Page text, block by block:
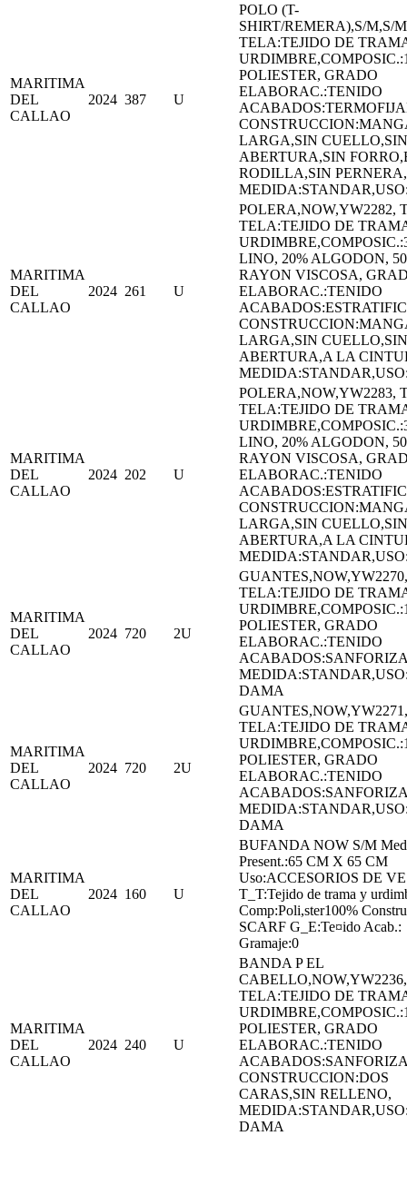
MARITIMA
DEL
CALLAO
2024 387 U
POLO (T-
SHIRT/REMERA),S/M,S/
TELA:TEJIDO DE
POLIESTER, GRADO
ELABORAC.:TENIDO
LARGA,SIN CUELLO,SIN
ABERTURA,SIN
RODILLA,SIN PERNERA,
MARITIMA
DEL
CALLAO
2024 261 U
POLERA,NOW,YW2282,
TELA:TEJIDO DE
LINO, 20% ALGODON,
RAYON VISCOSA,
ELABORAC.:TENIDO
LARGA,SIN CUELLO,SIN
ABERTURA,A LA
MARITIMA
DEL
CALLAO
2024 202 U
POLERA,NOW,YW2283,
TELA:TEJIDO DE
LINO, 20% ALGODON,
RAYON VISCOSA,
ELABORAC.:TENIDO
LARGA,SIN CUELLO,SIN
ABERTURA,A LA
MARITIMA
DEL
CALLAO
2024 720 2U
TELA:TEJIDO DE
POLIESTER, GRADO
ELABORAC.:TENIDO
DAMA
MARITIMA
DEL
CALLAO
2024 720 2U
TELA:TEJIDO DE
POLIESTER, GRADO
ELABORAC.:TENIDO
DAMA
MARITIMA
DEL
CALLAO
2024 160 U
BUFANDA NOW S/M
Present.:65 CM X 65 CM
Uso:ACCESORIOS DE
T_T:Tejido de trama y
Comp:Poli,ster100%
SCARF G_E:Te¤ido Acab.:
Gramaje:0
MARITIMA
DEL
CALLAO
2024 240 U
BANDA P EL
TELA:TEJIDO DE
POLIESTER, GRADO
ELABORAC.:TENIDO
CONSTRUCCION:DOS
CARAS,SIN RELLENO,
DAMA